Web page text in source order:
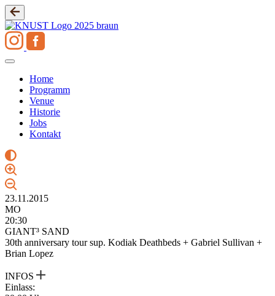
Zum
Inhalt
springen
Home
Programm
Venue
Historie
Jobs
Kontakt
23.11.2015
MO
20:30
GIANT³ SAND
30th anniversary tour sup. Kodiak Deathbeds + Gabriel Sullivan +
Brian Lopez
INFOS
Einlass: